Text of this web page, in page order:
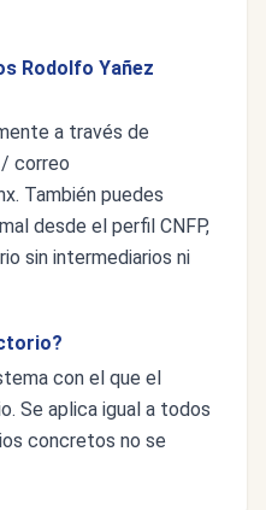
Rodolfo Yañez
a través de
correo
. También puedes
desde el perfil CNFP,
sin intermediarios ni
con el que el
Se aplica igual a todos
concretos no se